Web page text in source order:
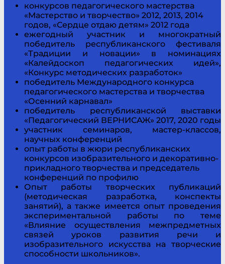
конкурсов педагогического мастерства
«Мастерство и творчество» 2012, 2013, 2014
годов, «Сердце отдаю детям» 2012 года
ежегодный участник и многократный
победитель республиканского фестиваля
«Традиции и новации» в номинациях
«Калейдоскоп педагогических идей»,
«Конкурс методических разработок»
победитель Международного конкурса
педагогического мастерства и творчества
«Осенний карнавал»
победитель республиканской выставки
«Педагогический ВЕРНИСАЖ» 2017, 2020 годы
участник семинаров, мастер-классов,
научных конференций
опыт работы в жюри республиканских
конкурсов изобразительного и декоративно-
прикладного творчества и председатель
конференций по профилю
Опыт работы творческих публикаций
(методическая разработка, конспекты
занятий), а также имеется опыт проведения
экспериментальной работы по теме
«Влияние осуществления межпредметных
связей уроков развития речи и
изобразительного искусства на творческие
способности школьников».